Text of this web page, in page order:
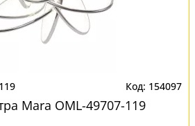
154097
Mara OML-49707-119